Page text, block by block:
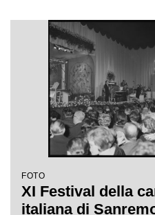
FOTO
XI Festival della
italiana di